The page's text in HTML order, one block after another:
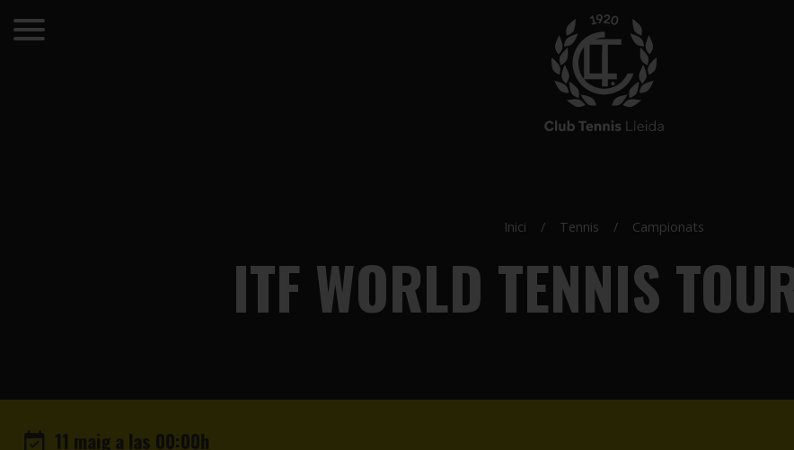
Inici Tennis Campionats
ITF WORLD TENNIS
11 maig a las 00:00h